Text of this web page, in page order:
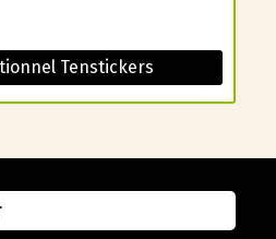
Tenstickers